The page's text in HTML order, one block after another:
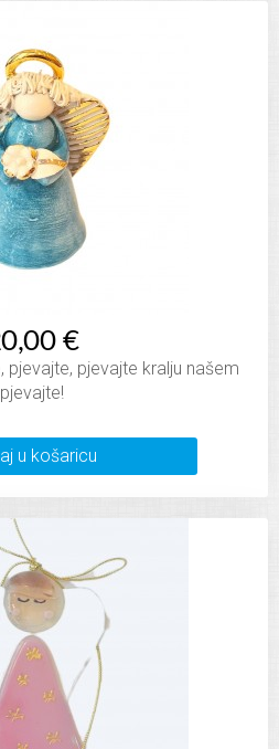
€
pjevajte, pjevajte kralju našem
pjevajte!
u košaricu